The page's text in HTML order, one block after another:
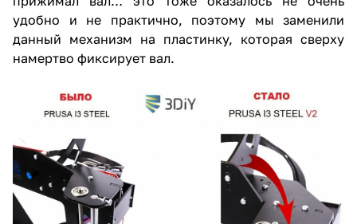
удобно и не практично, поэтому мы заменили
данный механизм на пластинку, которая сверху
намертво фиксирует вал.